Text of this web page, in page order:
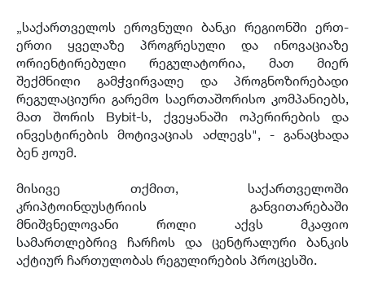
„საქართველოს ეროვნული ბანკი რეგიონში ერთ-
ერთი ყველაზე პროგრესული და ინოვაციაზე
ორიენტირებული რეგულატორია, მათ მიერ
შექმნილი გამჭვირვალე და პროგნოზირებადი
რეგულაციური გარემო საერთაშორისო კომპანიებს,
მათ შორის Bybit-ს, ქვეყანაში ოპერირების და
ინვესტირების მოტივაციას აძლევს", - განაცხადა
ბენ ჟოუმ.
მისივე თქმით, საქართველოში
კრიპტოინდუსტრიის განვითარებაში
მნიშვნელოვანი როლი აქვს მკაფიო
სამართლებრივ ჩარჩოს და ცენტრალური ბანკის
აქტიურ ჩართულობას რეგულირების პროცესში.